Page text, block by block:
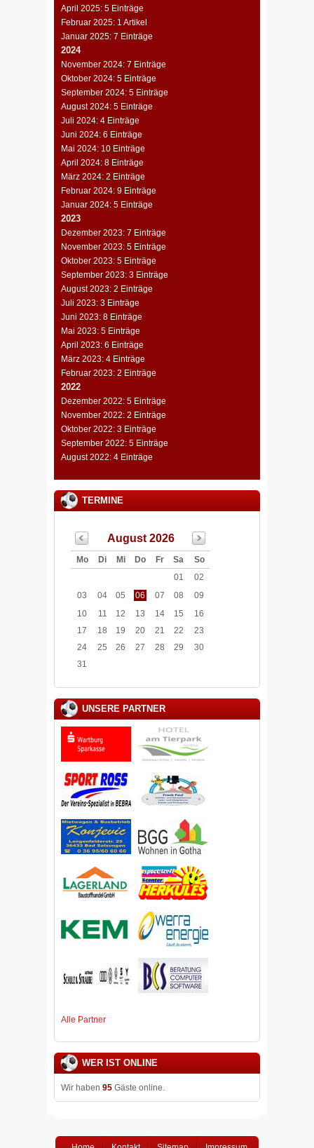
April 2025: 5 Einträge
Februar 2025: 1 Artikel
Januar 2025: 7 Einträge
2024
November 2024: 7 Einträge
Oktober 2024: 5 Einträge
September 2024: 5 Einträge
August 2024: 5 Einträge
Juli 2024: 4 Einträge
Juni 2024: 6 Einträge
Mai 2024: 10 Einträge
April 2024: 8 Einträge
März 2024: 2 Einträge
Februar 2024: 9 Einträge
Januar 2024: 5 Einträge
2023
Dezember 2023: 7 Einträge
November 2023: 5 Einträge
Oktober 2023: 5 Einträge
September 2023: 3 Einträge
August 2023: 2 Einträge
Juli 2023: 3 Einträge
Juni 2023: 8 Einträge
Mai 2023: 5 Einträge
April 2023: 6 Einträge
März 2023: 4 Einträge
Februar 2023: 2 Einträge
2022
Dezember 2022: 5 Einträge
November 2022: 2 Einträge
Oktober 2022: 3 Einträge
September 2022: 5 Einträge
August 2022: 4 Einträge
TERMINE
August 2026
Mo Di Mi Do Fr Sa
So
01
02
03
04 05 06 07 08
09
10
11 12 13 14 15
16
17
18 19 20 21 22
23
24
25 26 27 28 29
30
31
UNSERE PARTNER
Alle Partner
WER IST ONLINE
Wir haben 95 Gäste online.